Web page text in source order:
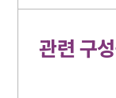
관련 구